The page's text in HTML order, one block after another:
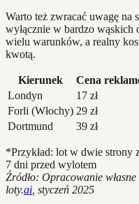
Warto też zwracać uwagę na
wyłącznie w bardzo wąskich
wielu warunków, a realny
kwotą.
Kierunek Cena
Londyn
17 zł
Forli (Włochy) 29 zł
Dortmund
39 zł
*Przykład: lot w dwie strony
7 dni przed wylotem
Źródło: Opracowanie
loty.ai , styczeń 2025